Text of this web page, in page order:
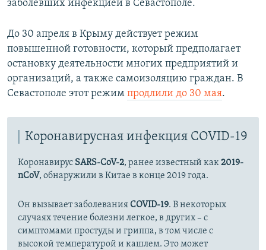
заболевших инфекцией в Севастополе.
До 30 апреля в Крыму действует режим
повышенной готовности, который предполагает
остановку деятельности многих предприятий и
организаций, а также самоизоляцию граждан. В
Севастополе этот режим продлили до 30 мая.
Коронавирусная инфекция COVID-19
Коронавирус SARS-CoV-2, ранее известный как2019-
nCoV, обнаружили в Китае в конце 2019 года.
Он вызывает заболеванияCOVID-19. В некоторых
случаях течение болезни легкое, в других – с
симптомами простуды и гриппа, в том числе с
высокой температурой и кашлем. Это может